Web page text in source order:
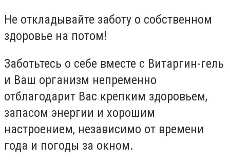
Не откладывайте заботу о собственном
здоровье на потом!
Заботьтесь о себе вместе с Витаргин-гель
и Ваш организм непременно
отблагодарит Вас крепким здоровьем,
запасом энергии и хорошим
настроением, независимо от времени
года и погоды за окном.